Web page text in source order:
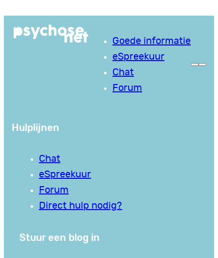
naar
Goede informatie
eSpreekuur
Chat
Forum
Hulplijnen
Chat
eSpreekuur
Forum
Direct hulp nodig?
Stuur een blog in